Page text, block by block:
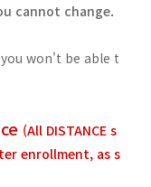
cannot change.
won't be able t
(All DISTANCE s
enrollment, as s